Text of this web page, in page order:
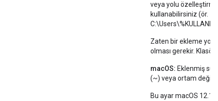
veya yolu
kullanabilirsiniz (ör.
Zaten bir ekleme
olması gerekir.
macOS: Eklenmiş
(~) veya ortam
Bu ayar macOS 12.1